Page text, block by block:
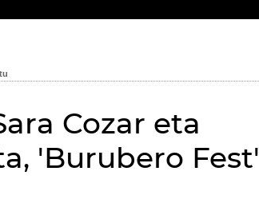
Cozar eta
'Burubero Fest'